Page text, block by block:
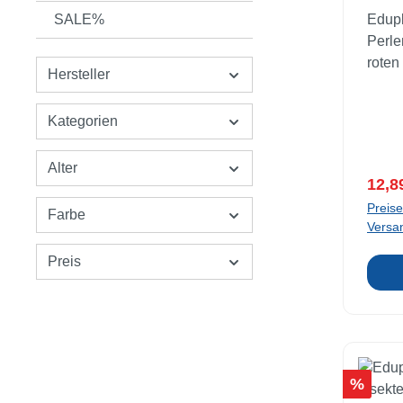
SALE%
Hersteller
Kategorien
Alter
Farbe
Preis
Wirkung.
Rabatt
%